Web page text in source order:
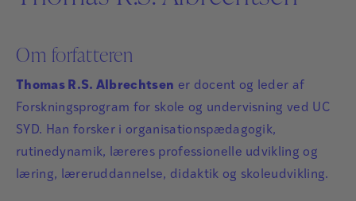
Om forfatteren
Thomas R.S. Albrechtsen er docent og leder af
Forskningsprogram for skole og undervisning ved UC
SYD. Han forsker i organisationspædagogik,
rutinedynamik, læreres professionelle udvikling og
læring, læreruddannelse, didaktik og skoleudvikling.